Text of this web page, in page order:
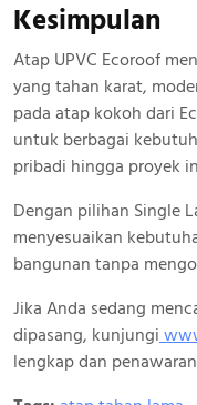
Kesimpulan
Atap UPVC Ecoroof
yang tahan karat,
pada atap kokoh dari
untuk berbagai
pribadi hingga proyek
Dengan pilihan Single
menyesuaikan
bangunan tanpa
Jika Anda sedang
dipasang, kunjungi
lengkap dan